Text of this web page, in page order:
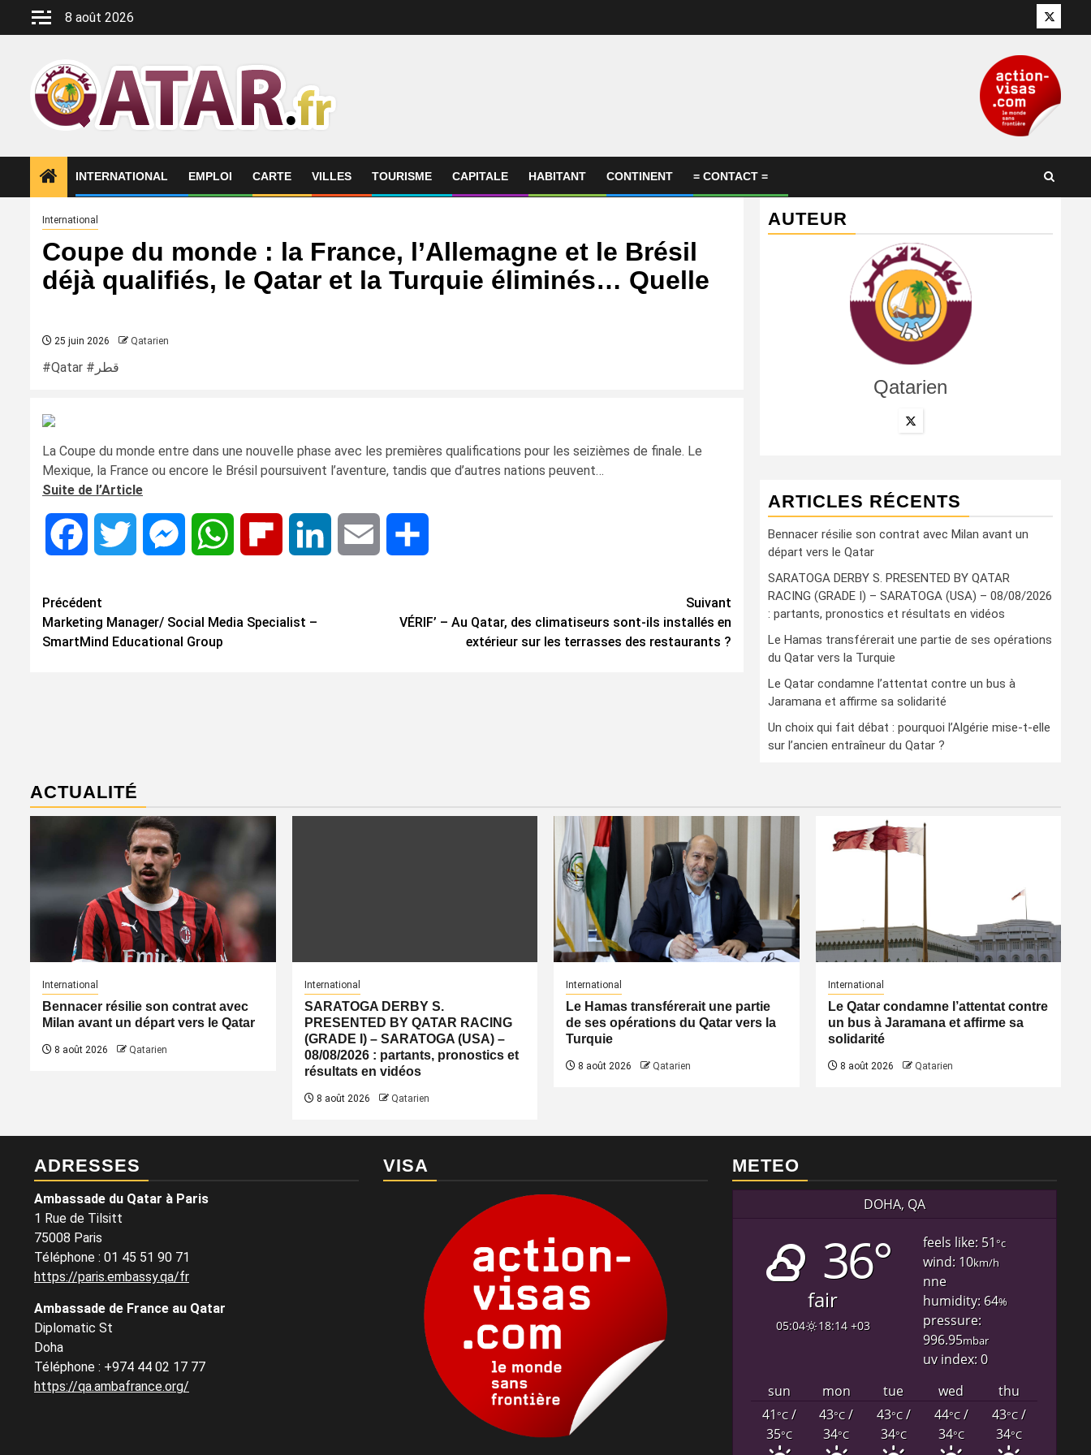
8 août 2026 Twitter
INTERNATIONAL EMPLOI CARTE VILLES TOURISME CAPITALE HABITANT CONTINENT = CONTACT =
International
Coupe du monde : la France, l’Allemagne et le Brésil
déjà qualifiés, le Qatar et la Turquie éliminés… Quelle
25 juin 2026 Qatarien
#Qatar #قطر
La Coupe du monde entre dans une nouvelle phase avec les premières qualifications pour les seizièmes de finale. Le
Mexique, la France ou encore le Brésil poursuivent l’aventure, tandis que d’autres nations peuvent…
Suite de l’Article
Facebook Twitter MessengerWhatsApp Flipboard LinkedIn Email
Navigation
d’article
Précédent
Marketing Manager/ Social Media Specialist –
SmartMind Educational Group
Suivant
VÉRIF’ – Au Qatar, des climatiseurs sont-ils installés en
extérieur sur les terrasses des restaurants ?
AUTEUR
Qatarien
ARTICLES RÉCENTS
Bennacer résilie son contrat avec Milan avant un
départ vers le Qatar
SARATOGA DERBY S. PRESENTED BY QATAR
RACING (GRADE I) – SARATOGA (USA) – 08/08/2026
: partants, pronostics et résultats en vidéos
Le Hamas transférerait une partie de ses opérations
du Qatar vers la Turquie
Le Qatar condamne l’attentat contre un bus à
Jaramana et affirme sa solidarité
Un choix qui fait débat : pourquoi l’Algérie mise-t-elle
sur l’ancien entraîneur du Qatar ?
ACTUALITÉ
International
Bennacer résilie son contrat avec
Milan avant un départ vers le Qatar
8 août 2026 Qatarien
International
SARATOGA DERBY S.
PRESENTED BY QATAR RACING
(GRADE I) – SARATOGA (USA) –
08/08/2026 : partants, pronostics et
résultats en vidéos
8 août 2026 Qatarien
International
Le Hamas transférerait une partie
de ses opérations du Qatar vers la
Turquie
8 août 2026 Qatarien
International
Le Qatar condamne l’attentat contre
un bus à Jaramana et affirme sa
solidarité
8 août 2026 Qatarien
ADRESSES
Ambassade du Qatar à Paris
1 Rue de Tilsitt
75008 Paris
Téléphone : 01 45 51 90 71
https://paris.embassy.qa/fr
Ambassade de France au Qatar
Diplomatic St
Doha
Téléphone : +974 44 02 17 77
https://qa.ambafrance.org/
VISA METEO
DOHA, QA
36°
fair
05:04 18:14 +03
feels like: 51°c
wind: 10km/h
nne
humidity: 64%
pressure:
996.95mbar
uv index: 0
sun
mon tue wed
thu
41°C/
35°C
43°C/
34°C
43°C/
34°C
44°C/
34°C
43°C/
34°C